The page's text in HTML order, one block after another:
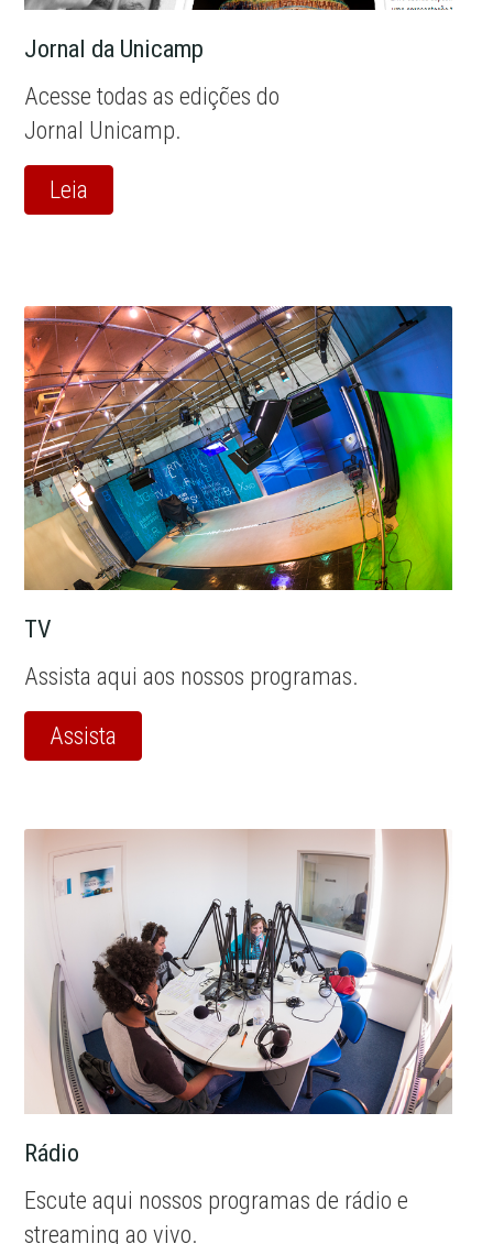
Jornal da Unicamp
Acesse todas as edições do
Jornal Unicamp.
Leia
TV
Assista aqui aos nossos programas.
Assista
Rádio
Escute aqui nossos programas de rádio e
streaming ao vivo.